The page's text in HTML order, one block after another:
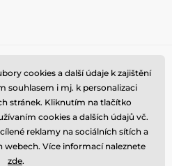
cookies a další údaje k zajištění
souhlasem i mj. k personalizaci
stránek. Kliknutím na tlačítko
cookies a dalších údajů vč.
reklamy na sociálních sítích a
webech. Více informací naleznete
zde.